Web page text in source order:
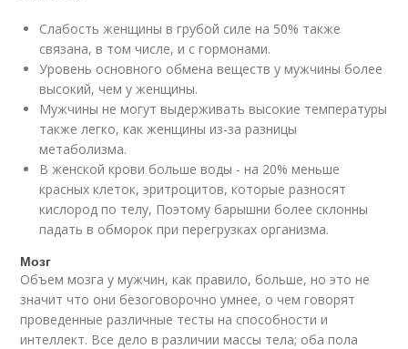
Слабость женщины в грубой силе на 50% также
связана, в том числе, и с гормонами.
Уровень основного обмена веществ у мужчины более
высокий, чем у женщины.
Мужчины не могут выдерживать высокие температуры
также легко, как женщины из-за разницы
метаболизма.
В женской крови больше воды - на 20% меньше
красных клеток, эритроцитов, которые разносят
кислород по телу, Поэтому барышни более склонны
падать в обморок при перегрузках организма.
Мозг
Объем мозга у мужчин, как правило, больше, но это не
значит что они безоговорочно умнее, о чем говорят
проведенные различные тесты на способности и
интеллект. Все дело в различии массы тела; оба пола